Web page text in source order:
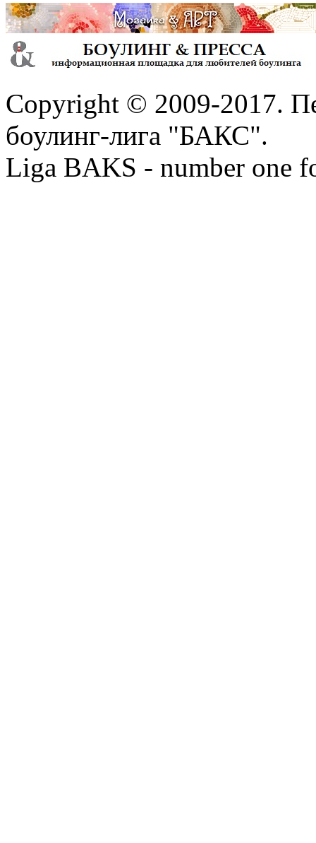
Copyright © 2009-2017.
боулинг-лига "БАКС".
Liga BAKS - number one